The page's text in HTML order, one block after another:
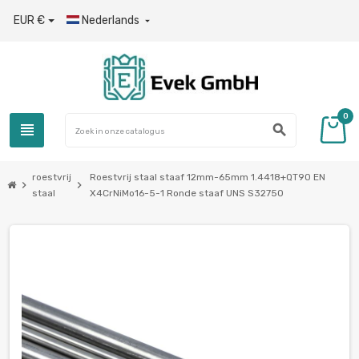
EUR € Nederlands 
view_headline search
0
chevron_right
roestvrij
staal
chevron_right
Roestvrij staal staaf 12mm-65mm 1.4418+QT90 EN
X4CrNiMo16-5-1 Ronde staaf UNS S32750